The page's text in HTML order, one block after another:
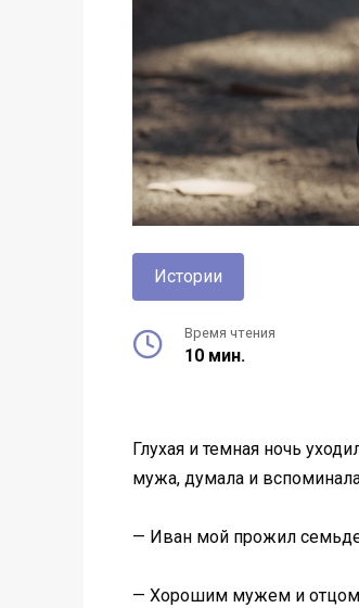
Истории
Время чтения
10 мин.
Глухая и темная ночь
мужа, думала и
— Иван мой прожил
— Хорошим мужем и отцом